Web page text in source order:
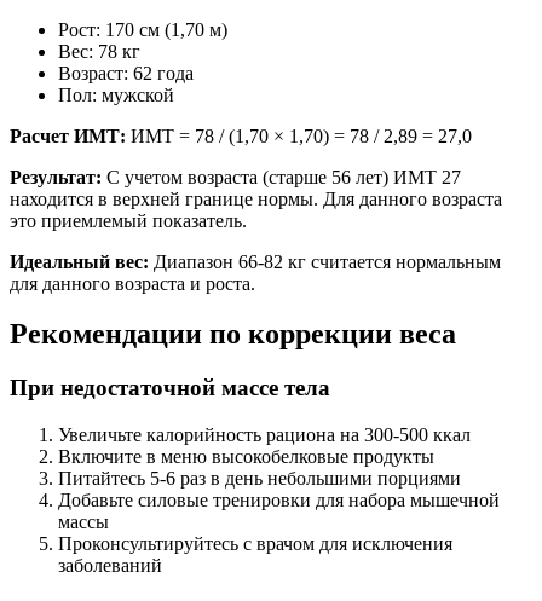
Рост: 170 см (1,70 м)
Вес: 78 кг
Возраст: 62 года
Пол: мужской
Расчет ИМТ: ИМТ = 78 / (1,70 × 1,70) = 78 / 2,89 = 27,0
Результат: С учетом возраста (старше 56 лет) ИМТ 27
находится в верхней границе нормы. Для данного возраста
это приемлемый показатель.
Идеальный вес: Диапазон 66-82 кг считается нормальным
для данного возраста и роста.
Рекомендации по коррекции веса
При недостаточной массе тела
Увеличьте калорийность рациона на 300-500 ккал
Включите в меню высокобелковые продукты
Питайтесь 5-6 раз в день небольшими порциями
Добавьте силовые тренировки для набора мышечной
массы
Проконсультируйтесь с врачом для исключения
заболеваний